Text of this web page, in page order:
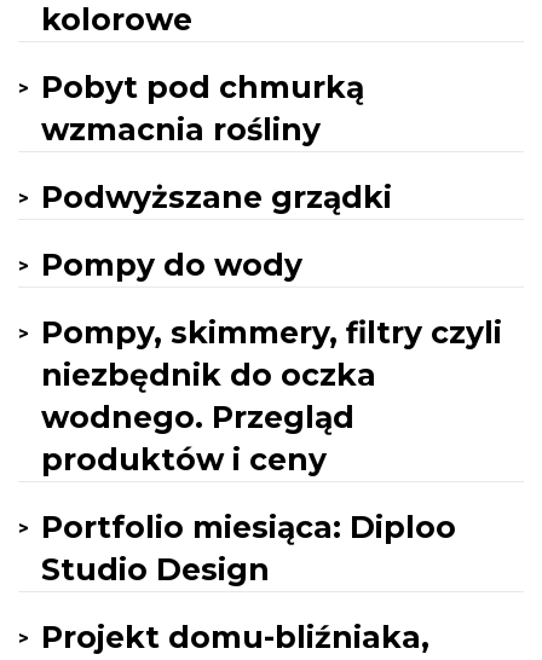
kolorowe
Pobyt pod chmurką
wzmacnia rośliny
Podwyższane grządki
Pompy do wody
Pompy, skimmery, filtry czyli
niezbędnik do oczka
wodnego. Przegląd
produktów i ceny
Portfolio miesiąca: Diploo
Studio Design
Projekt domu-bliźniaka,